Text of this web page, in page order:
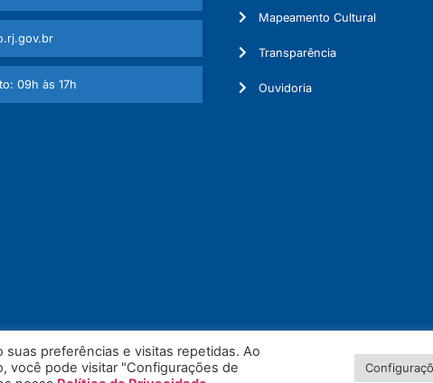
09h às 17h
Mapeamento Cultural
Transparência
Ouvidoria
preferências e visitas repetidas. Ao
você pode visitar "Configurações de